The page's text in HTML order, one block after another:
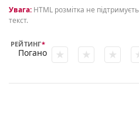
Увага: HTML розмітка не
текст.
РЕЙТИНГ
Погано